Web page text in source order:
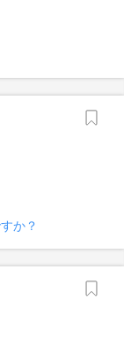
か？